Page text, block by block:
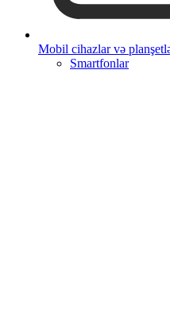
Mobil cihazlar və
Smartfonlar